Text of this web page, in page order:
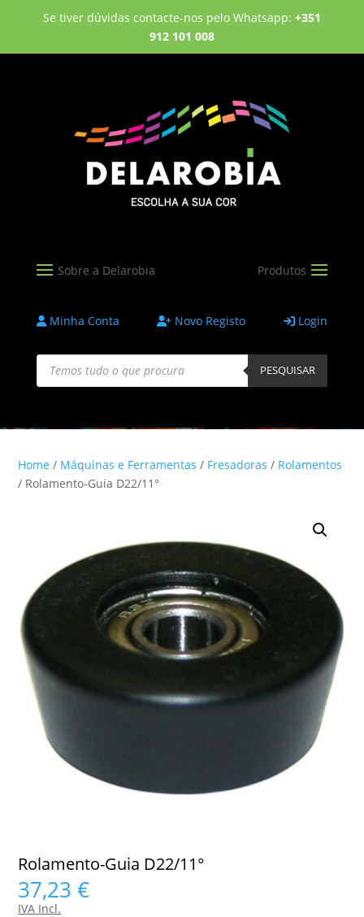
Se tiver dúvidas contacte-nos pelo Whatsapp: +351
912 101 008
Minha Conta Novo Registo Login
Products
search PESQUISAR
Home / Máquinas e Ferramentas / Fresadoras / Rolamentos
/ Rolamento-Guia D22/11°
Rolamento-Guia D22/11°
37,23€
IVA Incl.